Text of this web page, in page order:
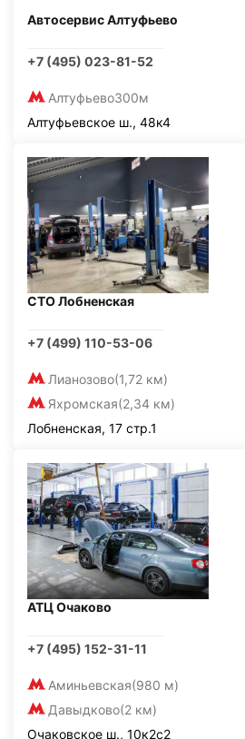
Автосервис Алтуфьево
+7 (495) 023-81-52
Алтуфьево300м
Алтуфьевское ш., 48к4
СТО Лобненская
+7 (499) 110-53-06
Лианозово(1,72 км)
Яхромская(2,34 км)
Лобненская, 17 стр.1
АТЦ Очаково
+7 (495) 152-31-11
Аминьевская(980 м)
Давыдково(2 км)
Очаковское ш., 10к2с2